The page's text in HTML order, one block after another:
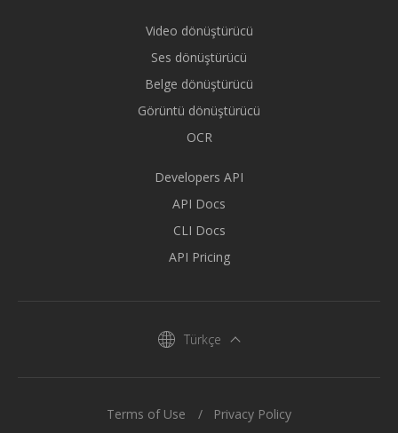
Video dönüştürücü
Ses dönüştürücü
Belge dönüştürücü
Görüntü dönüştürücü
OCR
Developers API
API Docs
CLI Docs
API Pricing
Türkçe
Terms of Use Privacy Policy